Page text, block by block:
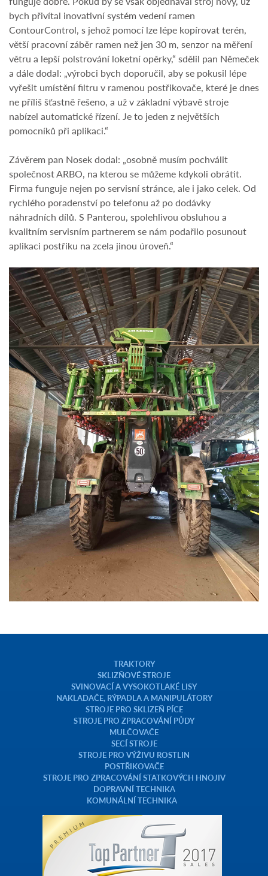
bych přivítal inovativní systém vedení ramen
ContourControl, s jehož pomocí lze lépe kopírovat terén,
větší pracovní záběr ramen než jen 30 m, senzor na měření
větru a lepší polstrování loketní opěrky,“ sdělil pan Němeček
a dále dodal: „výrobci bych doporučil, aby se pokusil lépe
vyřešit umístění filtru v ramenou postřikovače, které je dnes
ne příliš šťastně řešeno, a už v základní výbavě stroje
nabízel automatické řízení. Je to jeden z největších
pomocníků při aplikaci.“
Závěrem pan Nosek dodal: „osobně musím pochválit
společnost ARBO, na kterou se můžeme kdykoli obrátit.
Firma funguje nejen po servisní stránce, ale i jako celek. Od
rychlého poradenství po telefonu až po dodávky
náhradních dílů. S Panterou, spolehlivou obsluhou a
kvalitním servisním partnerem se nám podařilo posunout
aplikaci postřiku na zcela jinou úroveň.“
TRAKTORY
SKLIZŇOVÉ STROJE
SVINOVACÍ A VYSOKOTLAKÉ LISY
NAKLADAČE, RÝPADLA A MANIPULÁTORY
STROJE PRO SKLIZEŇ PÍCE
STROJE PRO ZPRACOVÁNÍ PŮDY
MULČOVAČE
SECÍ STROJE
STROJE PRO VÝŽIVU ROSTLIN
POSTŘIKOVAČE
STROJE PRO ZPRACOVÁNÍ STATKOVÝCH HNOJIV
DOPRAVNÍ TECHNIKA
KOMUNÁLNÍ TECHNIKA